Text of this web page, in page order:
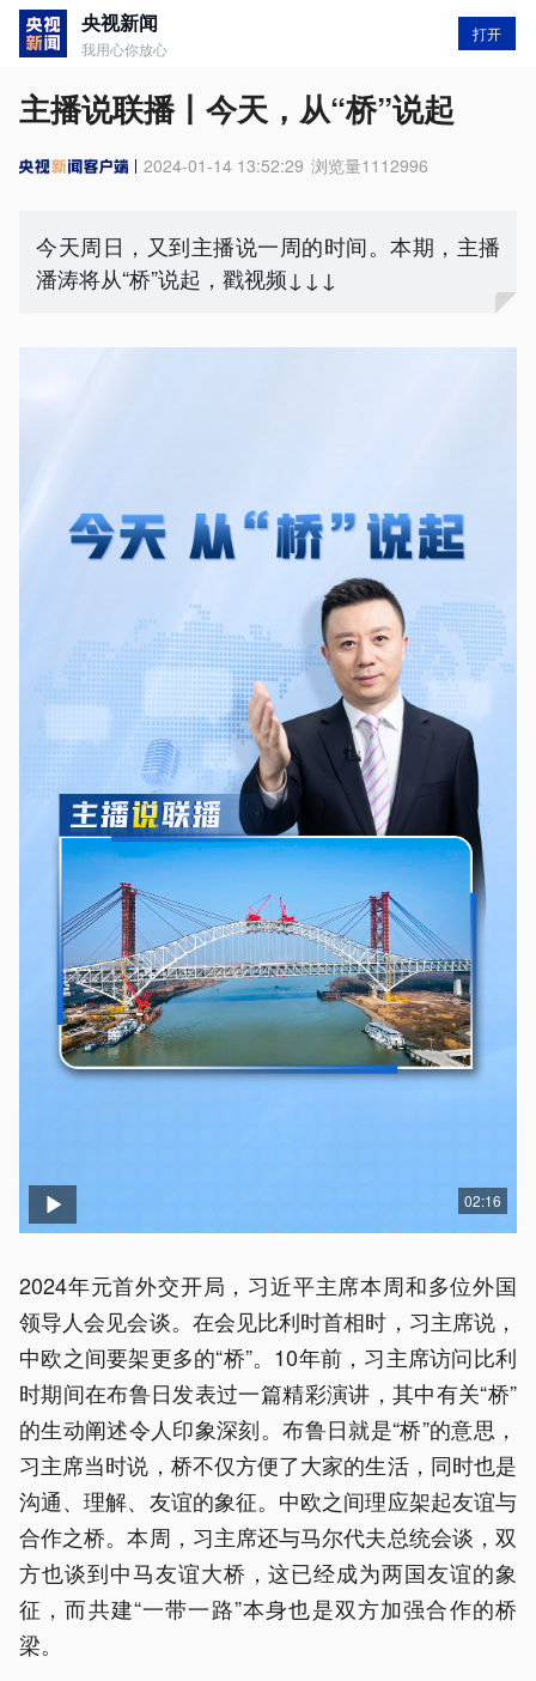
央视新闻
我用心你放心
打开
主播说联播丨今天，从“桥”说起
2024-01-14 13:52:29 浏览量1112996
今天周日，又到主播说一周的时间。本期，主播
潘涛将从“桥”说起，戳视频↓↓↓
02:16
2024年元首外交开局，习近平主席本周和多位外国
领导人会见会谈。在会见比利时首相时，习主席说，
中欧之间要架更多的“桥”。10年前，习主席访问比利
时期间在布鲁日发表过一篇精彩演讲，其中有关“桥”
的生动阐述令人印象深刻。布鲁日就是“桥”的意思，
习主席当时说，桥不仅方便了大家的生活，同时也是
沟通、理解、友谊的象征。中欧之间理应架起友谊与
合作之桥。本周，习主席还与马尔代夫总统会谈，双
方也谈到中马友谊大桥，这已经成为两国友谊的象
征，而共建“一带一路”本身也是双方加强合作的桥
梁。